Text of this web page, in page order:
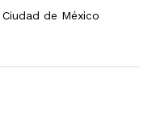
de México
WFS600-4S